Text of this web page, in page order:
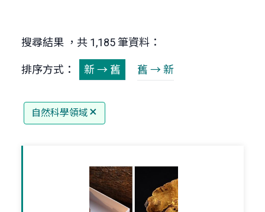
搜尋結果 ，共 1,185 筆資料：
排序方式： 新 → 舊 舊 → 新
自然科學領域